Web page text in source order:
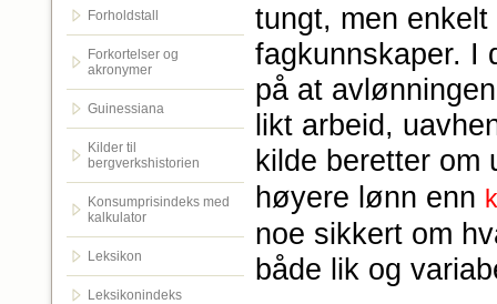
Forholdstall
Forkortelser og
akronymer
Guinessiana
Kilder til
bergverkshistorien
Konsumprisindeks med
kalkulator
Leksikon
Leksikonindeks
tungt, men
fagkunnskaper. I
på at
likt arbeid,
kilde beretter
høyere lønn enn
noe sikkert om
både lik og